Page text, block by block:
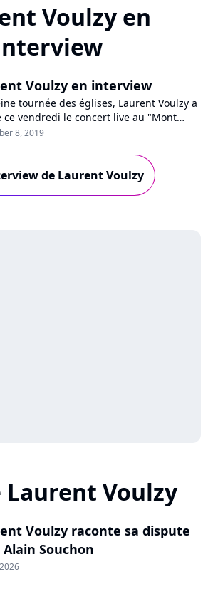
Voulzy en
Voulzy en interview
tournée des églises, Laurent Voulzy a
ce vendredi le concert live au "Mont
en CD et DVD. Pure Charts a
cathédrales, se confie sur la nouvelle
son amitié avec Alain Souchon, et
8, 2019
de Laurent Voulzy
Laurent Voulzy
Voulzy raconte sa dispute
Alain Souchon